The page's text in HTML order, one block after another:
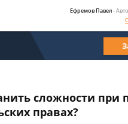
Ефремов Павел-
сложности при
правах?